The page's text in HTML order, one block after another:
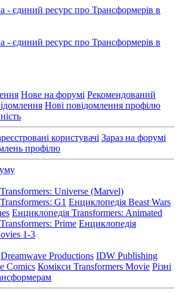
Нове на форумі Рекомендований
Нові повідомлення профілю
користувачі Зараз на форумі
профілю
Universe (Marvel)
G1 Енциклопедія Beast Wars
Енциклопедія Transformers: Animated
Prime Енциклопедія
1-3
Dreamwave Productions IDW Publishing
Comics Комікси Transformers Movie Різні